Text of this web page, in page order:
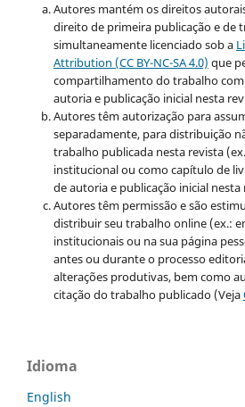
Autores mantém os direitos
direito de primeira publicação e de
simultaneamente licenciado sob a
Attribution (CC BY-NC-SA 4.0) que
compartilhamento do trabalho
autoria e publicação inicial nesta
Autores têm autorização para
separadamente, para distribuição
trabalho publicada nesta revista
institucional ou como capítulo de
de autoria e publicação inicial nesta
Autores têm permissão e são
distribuir seu trabalho online (ex.:
institucionais ou na sua página
antes ou durante o processo
alterações produtivas, bem como
citação do trabalho publicado (Veja
Idioma
English